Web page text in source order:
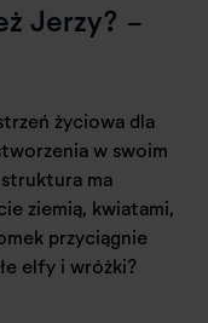
Jerzy? -
życiowa dla
w swoim
ma
ziemią, kwiatami,
przyciągnie
elfy i wróżki?